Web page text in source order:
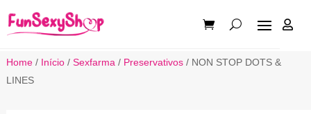

Home/ Início/ Sexfarma / Preservativos/ NON STOP DOTS &
LINES